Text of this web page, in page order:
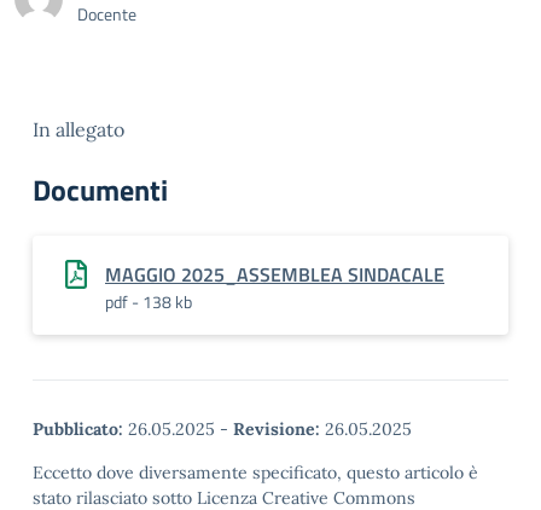
Docente
In allegato
Documenti
MAGGIO 2025_ASSEMBLEA SINDACALE
pdf - 138 kb
Pubblicato: 26.05.2025 - Revisione: 26.05.2025
Eccetto dove diversamente specificato, questo articolo è
stato rilasciato sotto Licenza Creative Commons